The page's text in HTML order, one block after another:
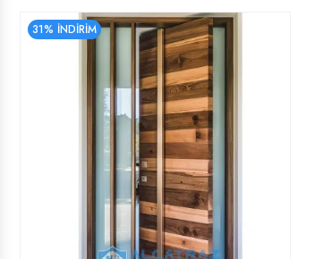
31% İNDİRİM